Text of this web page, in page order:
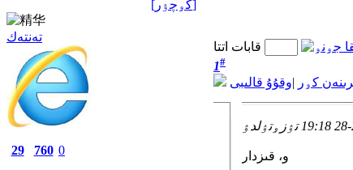
[كۅچۉر]
تەنتەك
29 760 0
قابات اتتا
1#
كۅر |وقۇۇ قالىبى
و، قىزدار